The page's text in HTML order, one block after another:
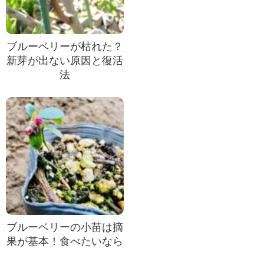
ブルーベリーが枯れた？
新芽が出ない原因と復活
法
ブルーベリーの小苗は摘
果が基本！食べたいなら